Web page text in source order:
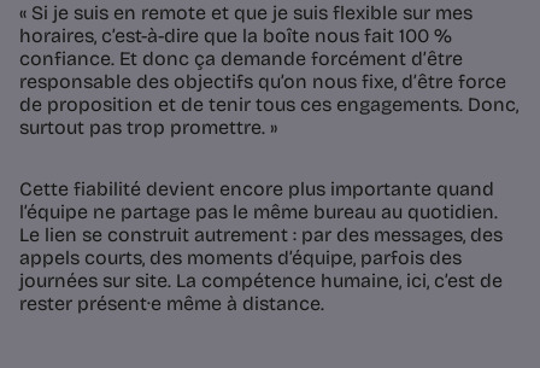
« Si je suis en remote et que je suis flexible sur mes
horaires, c’est-à-dire que la boîte nous fait 100 %
confiance. Et donc ça demande forcément d’être
responsable des objectifs qu’on nous fixe, d’être force
de proposition et de tenir tous ces engagements. Donc,
surtout pas trop promettre. »
Cette fiabilité devient encore plus importante quand
l’équipe ne partage pas le même bureau au quotidien.
Le lien se construit autrement : par des messages, des
appels courts, des moments d’équipe, parfois des
journées sur site. La compétence humaine, ici, c’est de
rester présent·e même à distance.